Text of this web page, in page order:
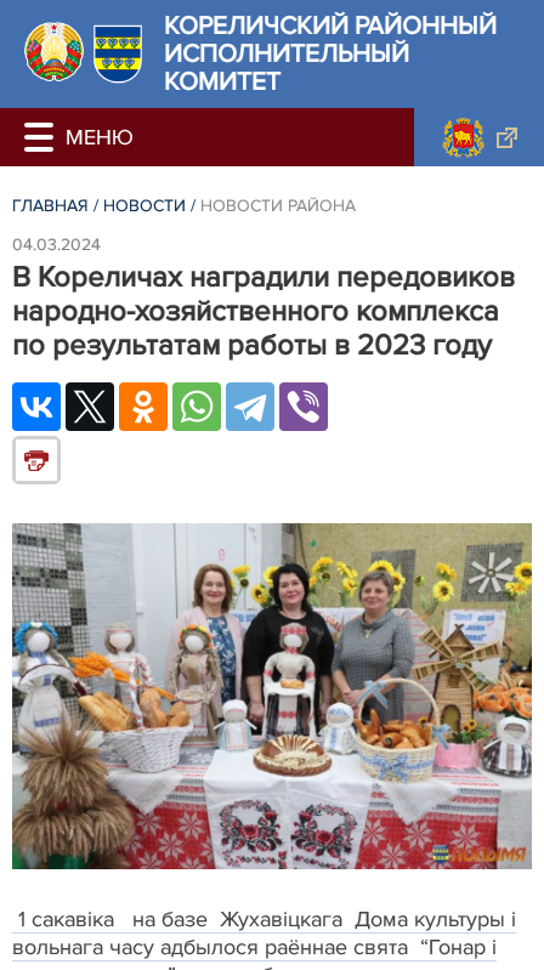
КОРЕЛИЧСКИЙ РАЙОННЫЙ
ИСПОЛНИТЕЛЬНЫЙ
КОМИТЕТ
ГЛАВНАЯ / НОВОСТИ / НОВОСТИ РАЙОНА
04.03.2024
В Кореличах наградили передовиков
народно-хозяйственного комплекса
по результатам работы в 2023 году
1 сакавіка на базе Жухавіцкага Дома культуры і
вольнага часу адбылося раённае свята “Гонар і